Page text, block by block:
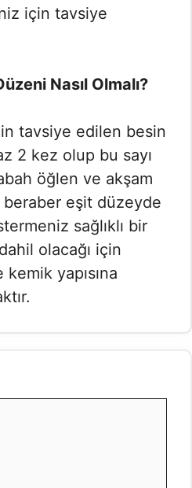
için tavsiye
Nasıl Olmalı?
tavsiye edilen besin
2 kez olup bu sayı
öğlen ve akşam
eşit düzeyde
sağlıklı bir
olacağı için
yapısına